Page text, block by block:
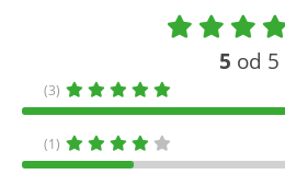
5 od 5
(3)
(1)